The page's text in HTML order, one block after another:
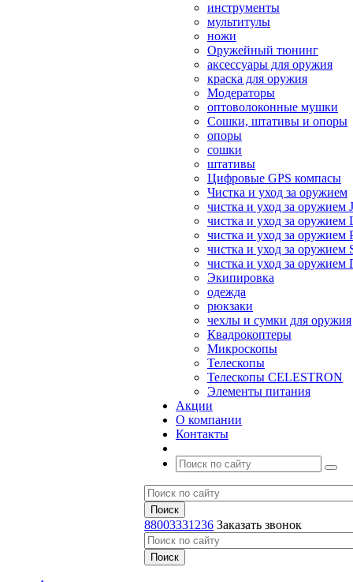
инструменты
мультитулы
ножи
Оружейный тюнинг
аксессуары для оружия
краска для оружия
Модераторы
оптоволоконные мушки
Сошки, штативы и опоры
опоры
сошки
штативы
Цифровые GPS компасы
Чистка и уход за оружием
чистка и уход за оружием
чистка и уход за оружием
чистка и уход за оружием
чистка и уход за оружием
чистка и уход за
Экипировка
одежда
рюкзаки
чехлы и сумки для оружия
Квадрокоптеры
Микроскопы
Телескопы
Телескопы CELESTRON
Элементы питания
Акции
О компании
Контакты
88003331236 Заказать звонок